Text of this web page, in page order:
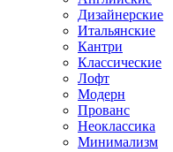
Дизайнерские
Итальянские
Кантри
Классические
Лофт
Модерн
Прованс
Неоклассика
Минимализм